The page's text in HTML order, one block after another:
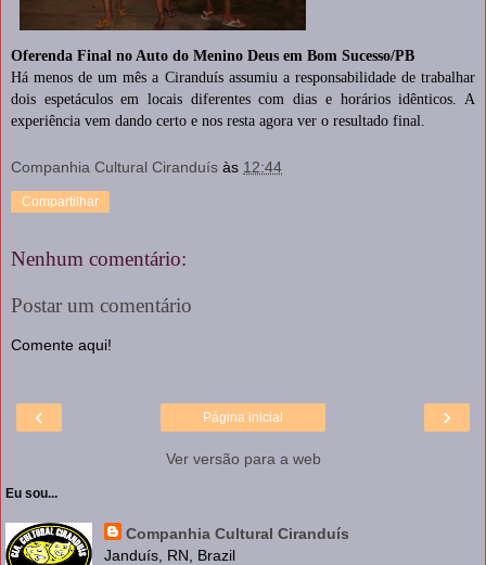
Oferenda Final no Auto do Menino Deus em Bom Sucesso/PB
Há menos de um mês a Ciranduís assumiu a responsabilidade de trabalhar
dois espetáculos em locais diferentes com dias e horários idênticos. A
experiência vem dando certo e nos resta agora ver o resultado final.
Companhia Cultural Ciranduís às 12:44
Compartilhar
Nenhum comentário:
Postar um comentário
Comente aqui!
‹ ›
Página inicial
Ver versão para a web
Eu sou...
Companhia Cultural Ciranduís
Janduís, RN, Brazil